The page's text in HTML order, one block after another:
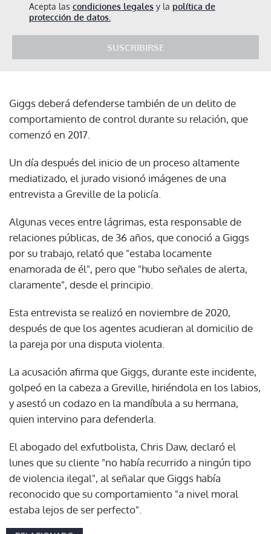
Acepta las condiciones legales y la política de
protección de datos.
SUSCRIBIRSE
Giggs deberá defenderse también de un delito de
comportamiento de control durante su relación, que
comenzó en 2017.
Un día después del inicio de un proceso altamente
mediatizado, el jurado visionó imágenes de una
entrevista a Greville de la policía.
Algunas veces entre lágrimas, esta responsable de
relaciones públicas, de 36 años, que conoció a Giggs
por su trabajo, relató que "estaba locamente
enamorada de él", pero que "hubo señales de alerta,
claramente", desde el principio.
Esta entrevista se realizó en noviembre de 2020,
después de que los agentes acudieran al domicilio de
la pareja por una disputa violenta.
La acusación afirma que Giggs, durante este incidente,
golpeó en la cabeza a Greville, hiriéndola en los labios,
y asestó un codazo en la mandíbula a su hermana,
quien intervino para defenderla.
El abogado del exfutbolista, Chris Daw, declaró el
lunes que su cliente "no había recurrido a ningún tipo
de violencia ilegal", al señalar que Giggs había
reconocido que su comportamiento "a nivel moral
estaba lejos de ser perfecto".